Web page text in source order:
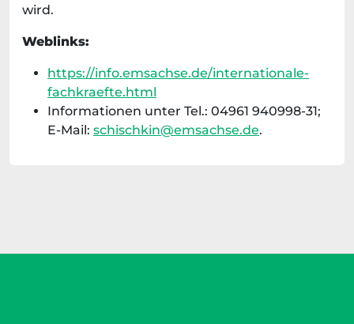
wird.
Weblinks:
https://info.emsachse.de/internationale-
fachkraefte.html
Informationen unter Tel.: 04961 940998-31;
E-Mail: schischkin@emsachse.de.